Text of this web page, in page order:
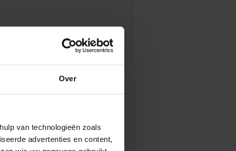
Over
van technologieën zoals
advertenties en content,